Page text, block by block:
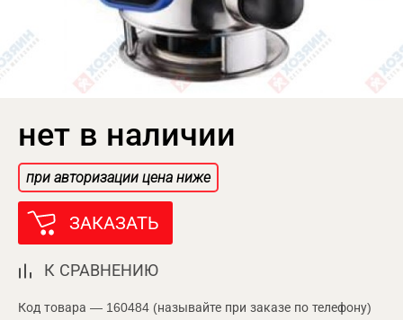
нет в наличии
при авторизации цена ниже
ЗАКАЗАТЬ
К СРАВНЕНИЮ
Код товара — 160484 (называйте при заказе по телефону)